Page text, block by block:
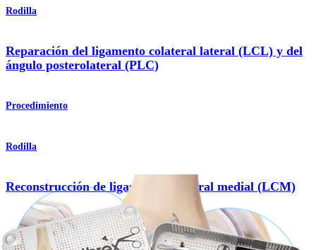
Rodilla
Reparación del ligamento colateral lateral (LCL) y del
ángulo posterolateral (PLC)
Procedimiento
Rodilla
Reconstrucción de ligamento colateral medial (LCM)
Procedimiento